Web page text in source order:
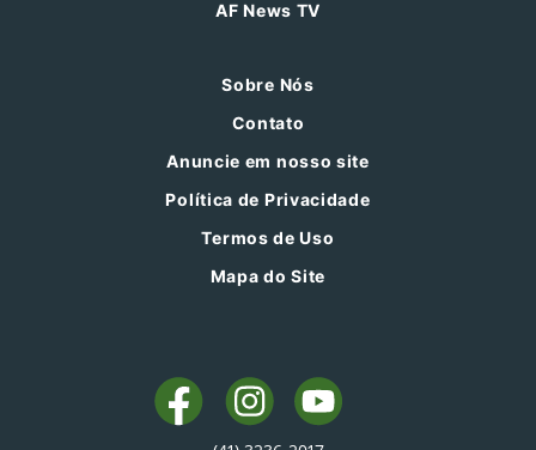
AF News TV
Sobre Nós
Contato
Anuncie em nosso site
Política de Privacidade
Termos de Uso
Mapa do Site